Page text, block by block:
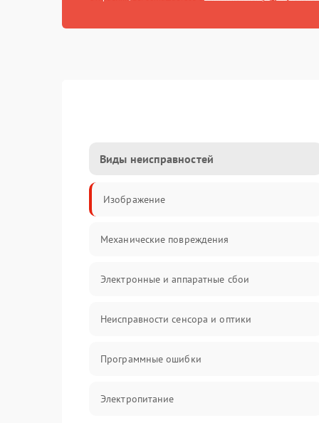
Виды неисправностей
Изображение
Механические повреждения
Электронные и аппаратные сбои
Неисправности сенсора и оптики
Программные ошибки
Электропитание